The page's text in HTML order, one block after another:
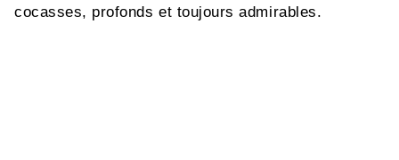
cocasses, profonds et toujours admirables.